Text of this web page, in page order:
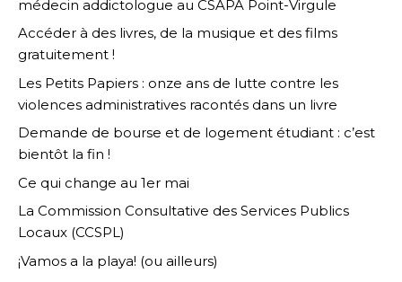
médecin addictologue au CSAPA Point-Virgule
Accéder à des livres, de la musique et des films
gratuitement !
Les Petits Papiers : onze ans de lutte contre les
violences administratives racontés dans un livre
Demande de bourse et de logement étudiant : c’est
bientôt la fin !
Ce qui change au 1er mai
La Commission Consultative des Services Publics
Locaux (CCSPL)
¡Vamos a la playa! (ou ailleurs)